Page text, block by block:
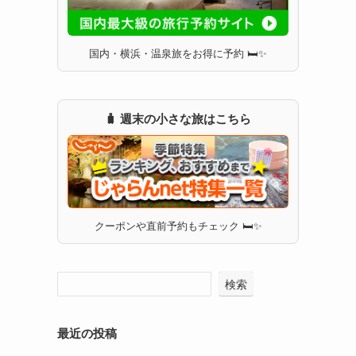
国内・横浜・温泉旅をお得に予約 🛏✨
🧳 週末の小さな旅はこちら
クーポンや直前予約もチェック 🛏✨
検索
最近の投稿